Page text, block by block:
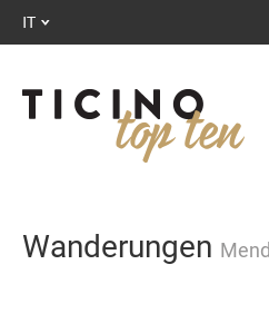
IT
Wanderungen